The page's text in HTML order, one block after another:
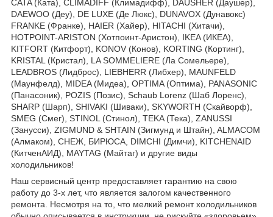
CATA (Ката), CLIMADIFF (Климадифф), DAUSHER (Даушер),
DAEWOO (Деу), DE LUXE (Де Люкс), DUNAVOX (Дунавокс)
FRANKE (Франке), HAIER (Хайер), HITACHI (Хитачи),
HOTPOINT-ARISTON (Хотпоинт-Аристон), IKEA (ИКЕА),
KITFORT (Китфорт), KONOV (Конов), KORTING (Кортинг),
KRISTAL (Кристал), LA SOMMELIERE (Ла Сомельере),
LEADBROS (Лидброс), LIEBHERR (Либхер), MAUNFELD
(Маунфелд), MIDEA (Мидеа), OPTIMA (Оптима), PANASONIC
(Панасоник), POZIS (Позис), Schaub Lorenz (Шаб Лоренс),
SHARP (Шарп), SHIVAKI (Шиваки), SKYWORTH (Скайворф),
SMEG (Смег), STINOL (Стинол), TEKA (Тека), ZANUSSI
(Занусси), ZIGMUND & SHTAIN (Зигмунд и Штайн), ALMACOM
(Алмаком), СНЕЖ, БИРЮСА, DIMCHI (Димчи), KITCHENAID
(КитченАИД), MAYTAG (Майтаг) и другие виды
холодильников!
Наш сервисный центр предоставляет гарантию на свою
работу до 3-х лет, что является залогом качественного
ремонта. Несмотря на то, что мелкий ремонт холодильников